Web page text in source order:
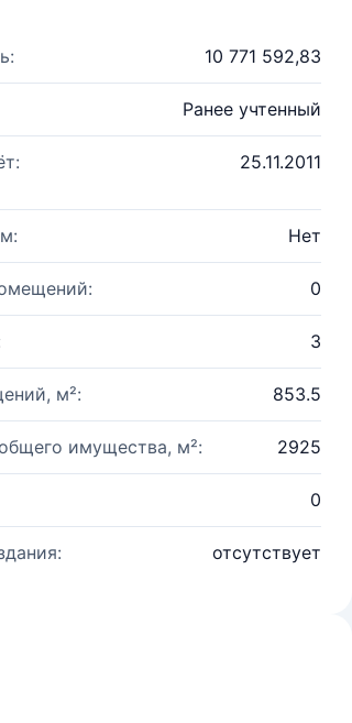
10 771 592,83
Ранее учтенный
25.11.2011
Нет
0
3
м²: 853.5
имущества, м²: 2925
0
отсутствует